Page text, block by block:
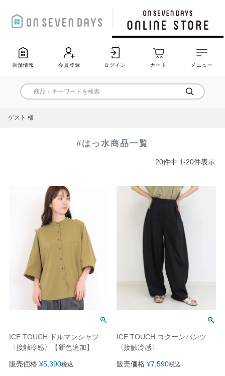
店舗情報 会員登録 ログイン カート メニュー
ゲスト 様
#はっ水商品一覧
20件中 1-20件表示
ICE TOUCH ドルマンシャツ
〈接触冷感〉【新色追加】
販売価格 ¥5,390税込
ICE TOUCH コクーンパンツ
〈接触冷感〉
販売価格 ¥7,590税込